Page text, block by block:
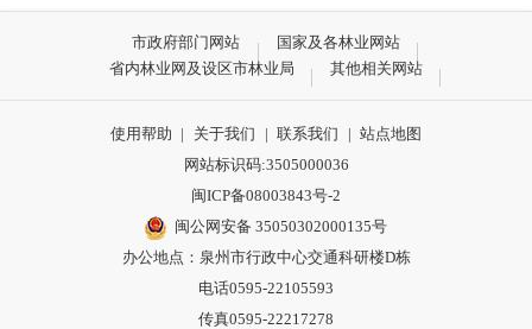
市政府部门网站
国家及各林业网站
省内林业网及设区市林业局
其他相关网站
使用帮助 | 关于我们 | 联系我们 | 站点地图
网站标识码:3505000036
闽ICP备08003843号-2
闽公网安备 35050302000135号
办公地点：泉州市行政中心交通科研楼D栋
电话0595-22105593
传真0595-22217278